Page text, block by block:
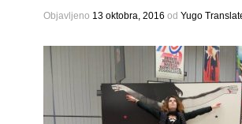
Objavljeno 13 oktobra, 2016 оd Yugo